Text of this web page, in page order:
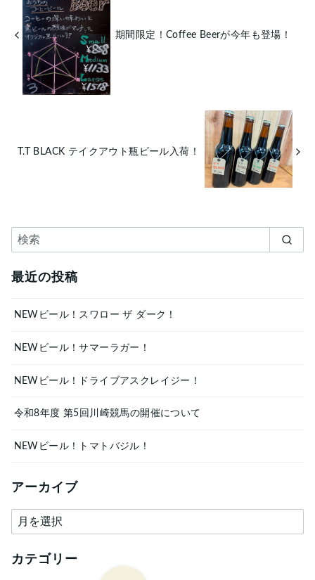
期間限定！Coffee Beerが今年も登場！
T.T BLACK テイクアウト瓶ビール入荷！
最近の投稿
NEWビール！スワロー ザ ダーク！
NEWビール！サマーラガー！
NEWビール！ドライブアスクレイジー！
令和8年度 第5回川崎競馬の開催について
NEWビール！トマトバジル！
アーカイブ
ア
ー
カ
カテゴリー